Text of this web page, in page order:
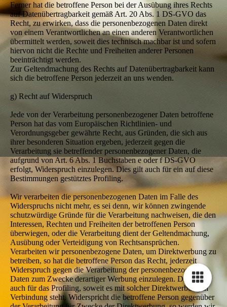
Ferner hat die betroffene Person bei der Ausübung ihres Rechts
auf Datenübertragbarkeit gemäß Art. 20 Abs. 1 DS-GVO das
Recht, zu erwirken, dass die personenbezogenen Daten direkt
von einem Verantwortlichen an einen anderen Verantwortlichen
übermittelt werden, soweit dies technisch machbar ist und sofern
hiervon nicht die Rechte und Freiheiten anderer Personen
beeinträchtigt werden.
Zur Geltendmachung des Rechts auf Datenübertragbarkeit kann
sich die betroffene Person jederzeit an uns wenden.
g) Recht auf Widerspruch
Jede von der Verarbeitung personenbezogener Daten betroffene
Person hat das vom Europäischen Richtlinien- und
Verordnungsgeber gewährte Recht, aus Gründen, die sich aus
ihrer besonderen Situation ergeben, jederzeit gegen die
Verarbeitung sie betreffender personenbezogener Daten, die
aufgrund von Art. 6 Abs. 1 Buchstaben e oder f DS-GVO
erfolgt, Widerspruch einzulegen. Dies gilt auch für ein auf diese
Bestimmungen gestütztes Profiling.
Wir verarbeiten die personenbezogenen Daten im Falle des
Widerspruchs nicht mehr, es sei denn, wir können zwingende
schutzwürdige Gründe für die Verarbeitung nachweisen, die den
Interessen, Rechten und Freiheiten der betroffenen Person
überwiegen, oder die Verarbeitung dient der Geltendmachung,
Ausübung oder Verteidigung von Rechtsansprüchen.
Verarbeiten wir personenbezogene Daten, um Direktwerbung zu
betreiben, so hat die betroffene Person das Recht, jederzeit
Widerspruch gegen die Verarbeitung der personenbezogenen
Daten zum Zwecke derartiger Werbung einzulegen. Dies gilt
auch für das Profiling, soweit es mit solcher Direktwerbung in
Verbindung steht. Widerspricht die betroffene Person gegenüber